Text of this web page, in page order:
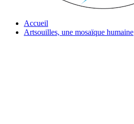
Accueil
Artsouilles, une mosaïque humaine